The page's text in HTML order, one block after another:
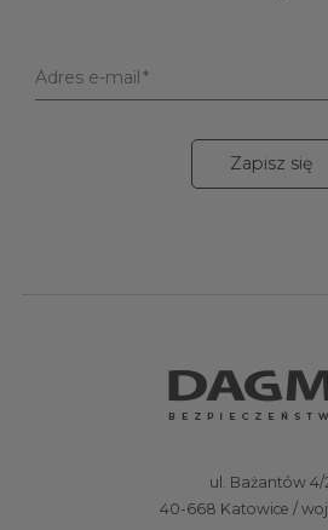
Adres e-mail
Zapisz się
ul. Bażantów 4/
40-668 Katowice /